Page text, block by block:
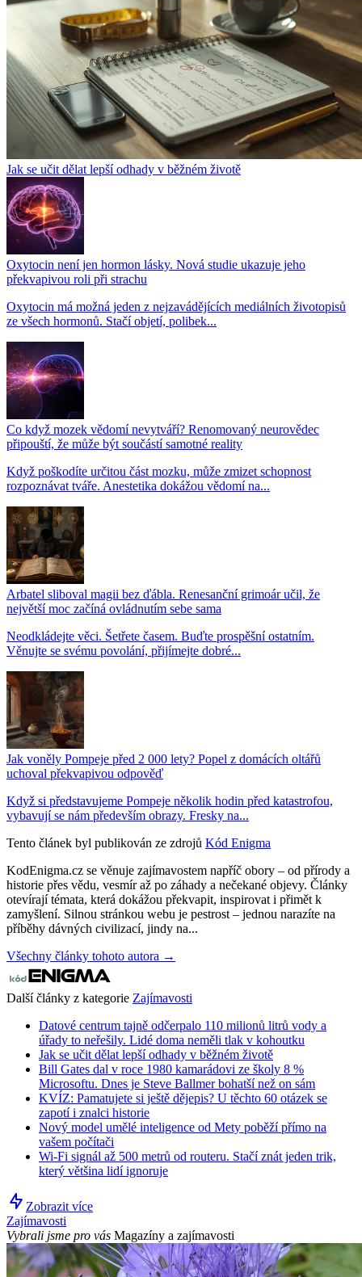
Jak se učit dělat lepší odhady v běžném životě
Oxytocin není jen hormon lásky. Nová studie ukazuje jeho
překvapivou roli při strachu
Oxytocin má možná jeden z nejzavádějících mediálních životopisů
ze všech hormonů. Stačí objetí, polibek...
Co když mozek vědomí nevytváří? Renomovaný neurovědec
připouští, že může být součástí samotné reality
Když poškodíte určitou část mozku, může zmizet schopnost
rozpoznávat tváře. Anestetika dokážou vědomí na...
Arbatel sliboval magii bez ďábla. Renesanční grimoár učil, že
největší moc začíná ovládnutím sebe sama
Neodkládejte věci. Šetřete časem. Buďte prospěšní ostatním.
Věnujte se svému povolání, přijímejte dobré...
Jak voněly Pompeje před 2 000 lety? Popel z domácích oltářů
uchoval překvapivou odpověď
Když si představujeme Pompeje několik hodin před katastrofou,
vybavují se nám především obrazy. Fresky na...
Tento článek byl publikován ze zdrojů Kód Enigma
KodEnigma.cz se věnuje zajímavostem napříč obory – od přírody a
historie přes vědu, vesmír až po záhady a nečekané objevy. Články
otevírají témata, která dokážou překvapit, inspirovat i přimět k
zamyšlení. Silnou stránkou webu je pestrost – jednou narazíte na
příběhy dávných civilizací, jindy na...
Všechny články tohoto autora →
Další články z kategorie Zajímavosti
Datové centrum tajně odčerpalo 110 milionů litrů vody a
úřady to neřešily. Lidé doma neměli tlak v kohoutku
Jak se učit dělat lepší odhady v běžném životě
Bill Gates dal v roce 1980 kamarádovi ze školy 8 %
Microsoftu. Dnes je Steve Ballmer bohatší než on sám
KVÍZ: Pamatujete si ještě dějepis? U těchto 60 otázek se
zapotí i znalci historie
Nový model umělé inteligence od Mety poběží přímo na
vašem počítači
Wi-Fi signál až 500 metrů od routeru. Stačí znát jeden trik,
který většina lidí ignoruje
Zobrazit více
Zajímavosti
Vybrali jsme pro vás Magazíny a zajímavosti